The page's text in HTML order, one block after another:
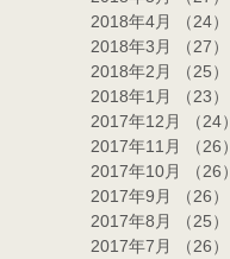
2018年4月
（24）
2018年3月
（27）
2018年2月
（25）
2018年1月
（23）
2017年12月
（24）
2017年11月
（26）
2017年10月
（26）
2017年9月
（26）
2017年8月
（25）
2017年7月
（26）